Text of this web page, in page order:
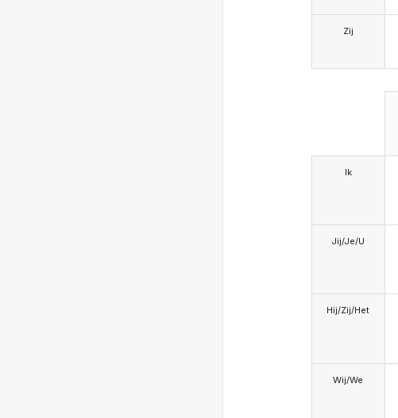
Zij
Ik
Jij/Je/U
Hij/Zij/Het
Wij/We